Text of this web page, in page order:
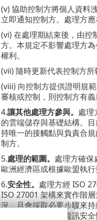
(v) 協助控制方將個人資料
立即通知控制方。處理方
(vi) 在處理期結束後，由控
方。本規定不影響處理方
權利。
(vii) 隨時更新代表控制方
(viii) 向控制方提供證明規
審核或控制，則控制方有
4.讓其他處理方參與。 處理
的雲端儲存與基礎結構。
持唯一的接觸點與負責合
制方。
5.處理的範圍。 處理方確
歐洲經濟區或根據歐盟執
6.安全性。 處理方經 ISO
ISO 27001 架構來實作階
況，且會採取必要步驟來
原則文件，適用於資訊安